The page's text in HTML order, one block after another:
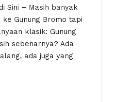
Sini – Masih banyak
Gunung Bromo tapi
klasik: Gunung
sebenarnya? Ada
ada juga yang